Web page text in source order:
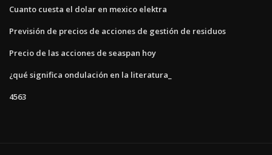
Cuanto cuesta el dolar en mexico elektra
Previsión de precios de acciones de gestión de residuos
Precio de las acciones de seaspan hoy
¿qué significa ondulación en la literatura_
4563